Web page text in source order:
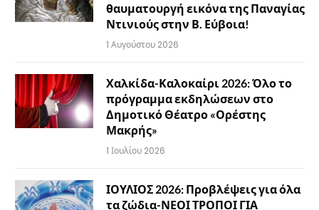
θαυματουργή εικόνα της Παναγίας
Ντινιούς στην Β. Εύβοια!
1 Αυγούστου 2026
Χαλκίδα-Καλοκαίρι 2026: Όλο το
πρόγραμμα εκδηλώσεων στο
Δημοτικό Θέατρο «Ορέστης
Μακρής»
1 Ιουλίου 2026
ΙΟΥΛΙΟΣ 2026: Προβλέψεις για όλα
τα ζώδια-ΝΕΟΙ ΤΡΟΠΟΙ ΓΙΑ